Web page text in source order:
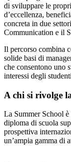
di sviluppare le
d’eccellenza,
concreta in due
Communication e il
Il percorso combina
solide basi di
che consentono uno
interessi degli
A chi si rivolge
La Summer School
diploma di scuola
prospettiva
un’ampia gamma di